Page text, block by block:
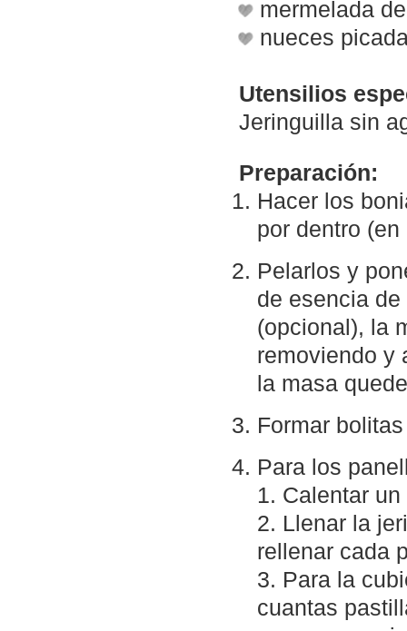
mermelada
nueces
Utensilios
Jeringuilla sin
Preparación:
Hacer los
por dentro
Pelarlos y
de esencia
(opcional), la
removiendo y
la masa
Formar
Para los
1. Calentar
2. Llenar la
rellenar cada
3. Para la
cuantas